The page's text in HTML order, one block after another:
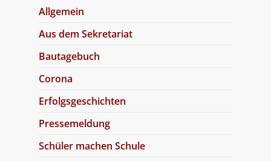
Allgemein
Aus dem Sekretariat
Bautagebuch
Corona
Erfolgsgeschichten
Pressemeldung
Schüler machen Schule